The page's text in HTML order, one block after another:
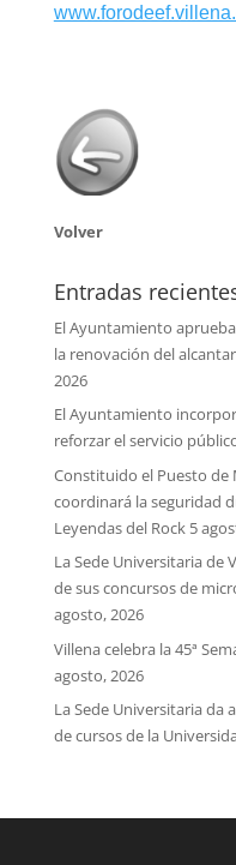
Volver
Entradas
El Ayuntamiento
la renovación del
2026
El Ayuntamiento
reforzar el servicio
Constituido el Puesto de
coordinará la seguridad
Leyendas del Rock 5
La Sede Universitaria de
de sus concursos de
agosto, 2026
Villena celebra la 45ª
agosto, 2026
La Sede Universitaria da
de cursos de la